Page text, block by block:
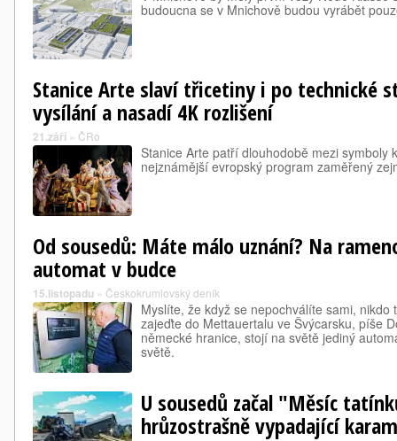
budoucna se v Mnichově budou vyrábět
Stanice Arte slaví třicetiny i po technické
vysílání a nasadí 4K rozlišení
21.září » ČRo
Stanice Arte patří dlouhodobě mezi symboly
nejznámější evropský program zaměřený
Od sousedů: Máte málo uznání? Na
automat v budce
15.listopadu » Českokrumlovský deník
Myslíte, že když se nepochválíte sami, nikdo
zajeďte do Mettauertalu ve Švýcarsku, píše
německé hranice, stojí na světě jediný
světě.
U sousedů začal "Měsíc
hrůzostrašně vypadající